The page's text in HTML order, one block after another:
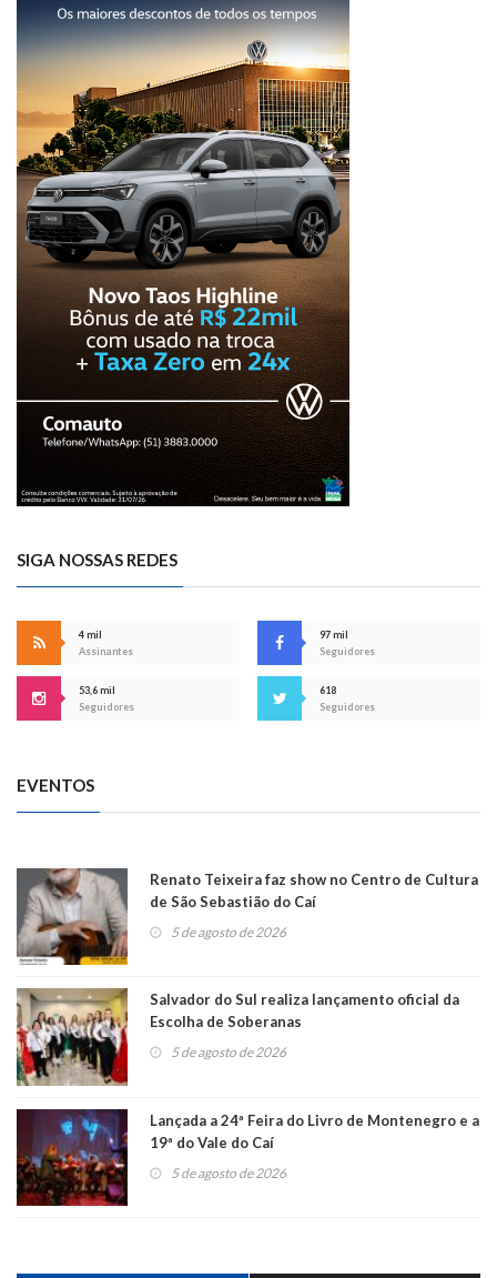
SIGA NOSSAS REDES
4 mil
Assinantes
97 mil
Seguidores
53,6 mil
Seguidores
618
Seguidores
EVENTOS
Renato Teixeira faz show no Centro de Cultura
de São Sebastião do Caí
5 de agosto de 2026
Salvador do Sul realiza lançamento oficial da
Escolha de Soberanas
5 de agosto de 2026
Lançada a 24ª Feira do Livro de Montenegro e a
19ª do Vale do Caí
5 de agosto de 2026